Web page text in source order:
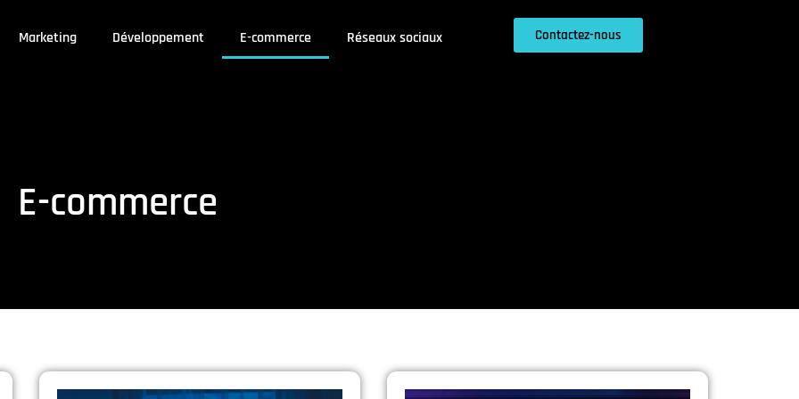
Marketing Développement E-commerce Réseaux sociaux Contactez-nous
E-commerce